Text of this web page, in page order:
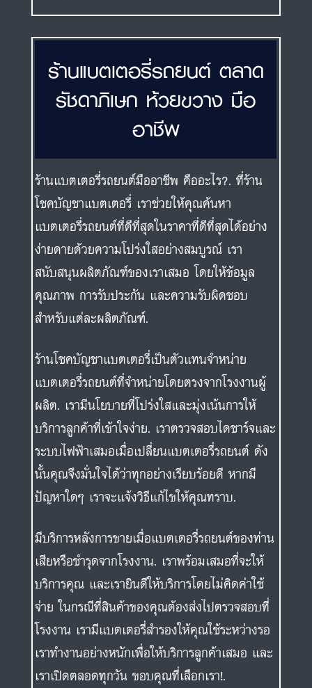
ร้านแบตเตอรี่รถยนต์ ตลาด
รัชดาภิเษก ห้วยขวาง มือ
อาชีพ
ร้านแบตเตอรี่รถยนต์มืออาชีพ คืออะไร?. ที่ร้าน
โชคบัญชาแบตเตอรี่ เราช่วยให้คุณค้นหา
แบตเตอรี่รถยนต์ที่ดีที่สุดในราคาที่ดีที่สุดได้อย่าง
ง่ายดายด้วยความโปร่งใสอย่างสมบูรณ์ เรา
สนับสนุนผลิตภัณฑ์ของเราเสมอ โดยให้ข้อมูล
คุณภาพ การรับประกัน และความรับผิดชอบ
สำหรับแต่ละผลิตภัณฑ์.
ร้านโชคบัญชาแบตเตอรี่เป็นตัวแทนจำหน่าย
แบตเตอรี่รถยนต์ที่จำหน่ายโดยตรงจากโรงงานผู้
ผลิต. เรามีนโยบายที่โปร่งใสและมุ่งเน้นการให้
บริการลูกค้าที่เข้าใจง่าย. เราตรวจสอบไดชาร์จและ
ระบบไฟฟ้าเสมอเมื่อเปลี่ยนแบตเตอรี่รถยนต์ ดัง
นั้นคุณจึงมั่นใจได้ว่าทุกอย่างเรียบร้อยดี หากมี
ปัญหาใดๆ เราจะแจ้งวิธีแก้ไขให้คุณทราบ.
มีบริการหลังการขายเมื่อแบตเตอรี่รถยนต์ของท่าน
เสียหรือชำรุดจากโรงงาน. เราพร้อมเสมอที่จะให้
บริการคุณ และเรายินดีให้บริการโดยไม่คิดค่าใช้
จ่าย ในกรณีที่สินค้าของคุณต้องส่งไปตรวจสอบที่
โรงงาน เรามีแบตเตอรี่สำรองให้คุณใช้ระหว่างรอ
เราทำงานอย่างหนักเพื่อให้บริการลูกค้าเสมอ และ
เราเปิดตลอดทุกวัน ขอบคุณที่เลือกเรา!.